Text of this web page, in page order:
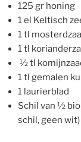
125 gr honing
1 el Keltisch
1 tl
1 tl
½ tl
1 tl gemalen
1 laurierblad
Schil van ½
schil, geen wit)